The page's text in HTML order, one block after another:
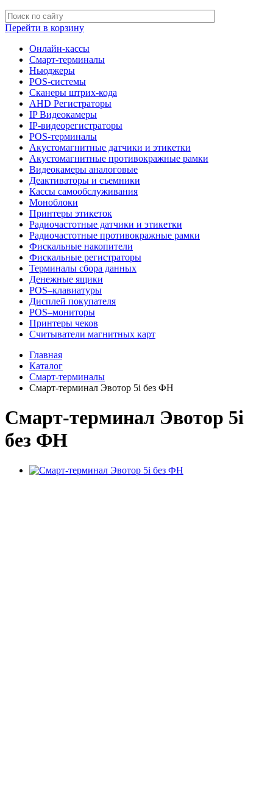
Перейти в корзину
Онлайн-кассы
Смарт-терминалы
Ньюджеры
POS-системы
Сканеры штрих-кода
AHD Регистраторы
IP Видеокамеры
IP-видеорегистраторы
POS-терминалы
Акустомагнитные датчики и этикетки
Акустомагнитные противокражные рамки
Видеокамеры аналоговые
Деактиваторы и съемники
Кассы самообслуживания
Моноблоки
Принтеры этикеток
Радиочастотные датчики и этикетки
Радиочастотные противокражные рамки
Фискальные накопители
Фискальные регистраторы
Терминалы сбора данных
Денежные ящики
POS–клавиатуры
Дисплей покупателя
POS–мониторы
Принтеры чеков
Считыватели магнитных карт
Главная
Каталог
Смарт-терминалы
Смарт-терминал Эвотор 5i без ФН
Смарт-терминал Эвотор 5i
без ФН